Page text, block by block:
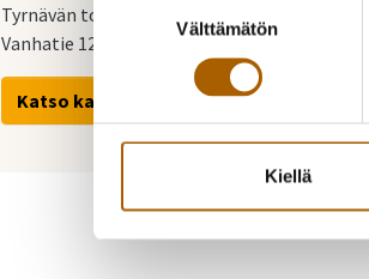
Välttämätön
Kiellä
Tyrnävän tori
Vanhatie 12, 91800 Tyrnävä
Katso kartalla